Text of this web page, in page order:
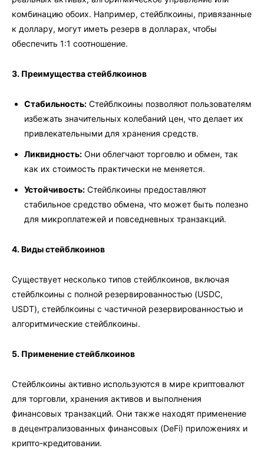
комбинацию обоих. Например, стейблкоины, привязанные
к доллару, могут иметь резерв в долларах, чтобы
обеспечить 1:1 соотношение.
3. Преимущества стейблкоинов
Стабильность: Стейблкоины позволяют пользователям
избежать значительных колебаний цен, что делает их
привлекательными для хранения средств.
Ликвидность: Они облегчают торговлю и обмен, так
как их стоимость практически не меняется.
Устойчивость: Стейблкоины предоставляют
стабильное средство обмена, что может быть полезно
для микроплатежей и повседневных транзакций.
4. Виды стейблкоинов
Существует несколько типов стейблкоинов, включая
стейблкоины с полной резервированностью (USDC,
USDT), стейблкоины с частичной резервированностью и
алгоритмические стейблкоины.
5. Применение стейблкоинов
Стейблкоины активно используются в мире криптовалют
для торговли, хранения активов и выполнения
финансовых транзакций. Они также находят применение
в децентрализованных финансовых (DeFi) приложениях и
крипто-кредитовании.